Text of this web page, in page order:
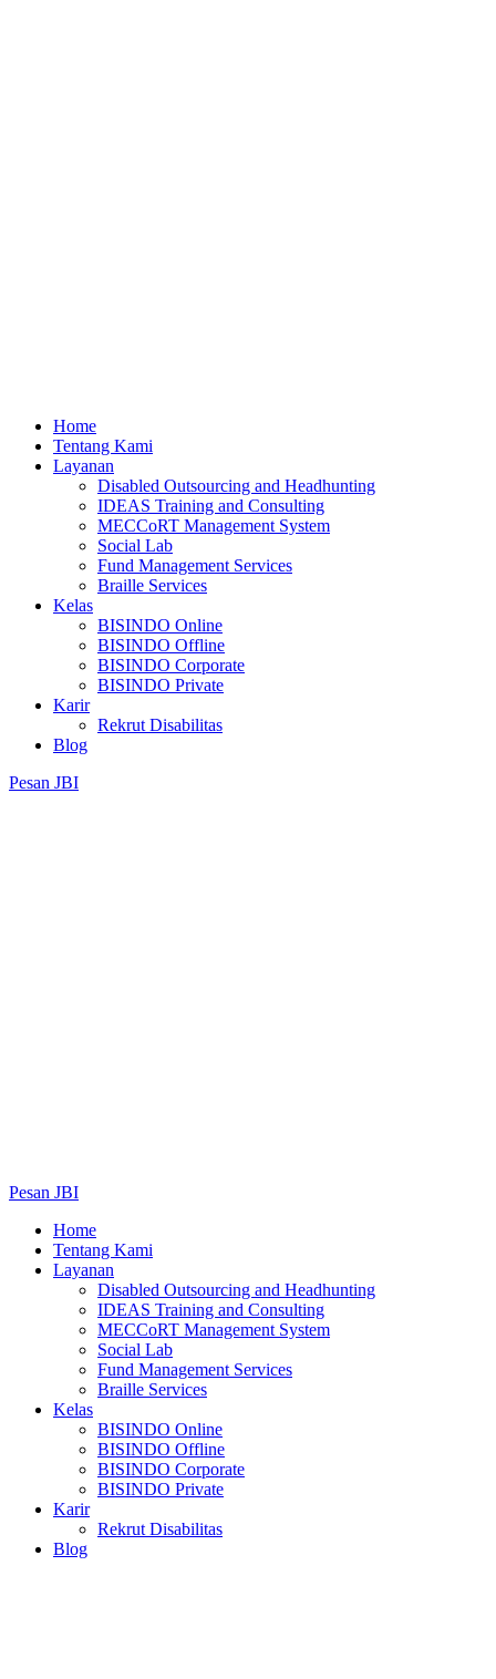
Home
Tentang Kami
Layanan
Disabled Outsourcing and Headhunting
IDEAS Training and Consulting
MECCoRT Management System
Social Lab
Fund Management Services
Braille Services
Kelas
BISINDO Online
BISINDO Offline
BISINDO Corporate
BISINDO Private
Karir
Rekrut Disabilitas
Blog
Pesan JBI
Pesan JBI
Home
Tentang Kami
Layanan
Disabled Outsourcing and Headhunting
IDEAS Training and Consulting
MECCoRT Management System
Social Lab
Fund Management Services
Braille Services
Kelas
BISINDO Online
BISINDO Offline
BISINDO Corporate
BISINDO Private
Karir
Rekrut Disabilitas
Blog